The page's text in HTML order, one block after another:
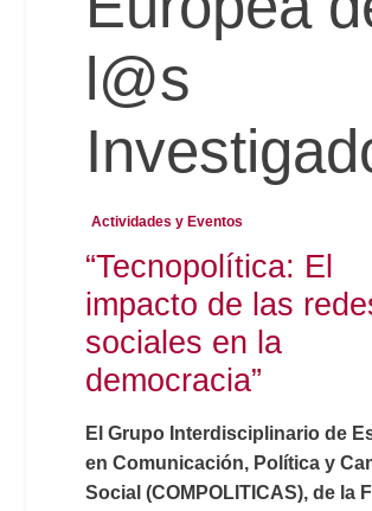
Reservas
Calendario Lectivo
Periodismo
Publicidad y RR.PP
Comunicación Audiovisual
Exámenes Grado
Publicidad y RR.PP
l@s
Actividades y Eventos
“Tecnopolítica: El
impacto de las
sociales en la
democracia”
El Grupo Interdisciplinario de
en Comunicación, Política y
Social (COMPOLITICAS), de la